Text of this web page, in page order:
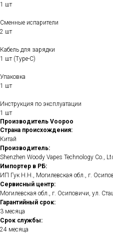
1 шт
Сменные испарители
2 шт
Кабель для зарядки
1 шт (Type-C)
Упаковка
1 шт
Инструкция по эксплуатации
1 шт
Производитель Voopoo
Страна происхождения:
Китай
Производитель:
Shenzhen Woody Vapes Technology Co.,
Импортер в РБ:
ИП Гук Н.Н., Могилевская обл., г.
Сервисный центр:
Могилевская обл., г. Осиповичи, ул.
Гарантийный срок:
3 месяца
Срок службы:
24 месяца